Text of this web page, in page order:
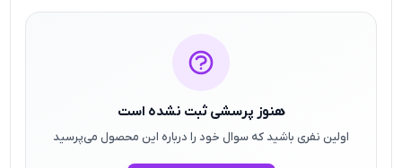
هنوز پرسشی ثبت نشده است
اولین نفری باشید که سوال خود را درباره این محصول می‌پرسید